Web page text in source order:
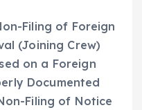
Filing of Foreign
(Joining Crew)
on a Foreign
Documented
Filing of Notice